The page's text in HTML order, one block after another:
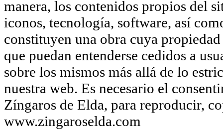
manera, los contenidos propios del
iconos, tecnología, software, así
constituyen una obra cuya
que puedan entenderse cedidos a
sobre los mismos más allá de lo
nuestra web. Es necesario el
Zíngaros de Elda, para reproducir,
www.zingaroselda.com